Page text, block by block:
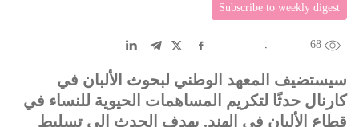
Subscribe to weekly digest
68
中文
DE عربى
سيستضيف المعهد الوطني لبحوث الألبان في
كارنال حدثًا لتكريم المساهمات الحيوية للنساء في
قطاع الألبان في الهند. يهدف الحدث إلى تسليط